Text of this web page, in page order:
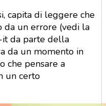
capita di leggere che
da un errore (vedi la
it da parte della
da un momento in
che pensare a
un certo